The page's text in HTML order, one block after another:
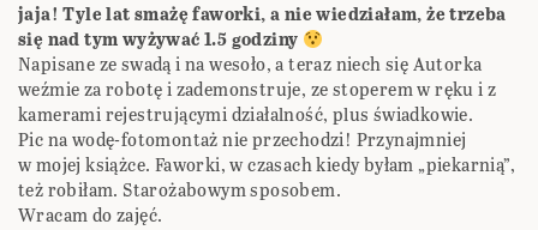
jaja! Tyle lat smażę faworki, a nie wiedziałam, że trzeba
się nad tym wyżywać 1.5 godziny
Napisane ze swadą i na wesoło, a teraz niech się Autorka
weźmie za robotę i zademonstruje, ze stoperem w ręku i z
kamerami rejestrującymi działalność, plus świadkowie.
Pic na wodę-fotomontaż nie przechodzi! Przynajmniej
w mojej książce. Faworki, w czasach kiedy byłam „piekarnią”,
też robiłam. Starożabowym sposobem.
Wracam do zajęć.